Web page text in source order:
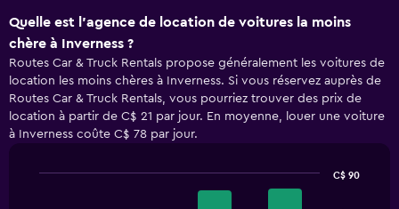
Quelle est l’agence de location de voitures la moins
chère à Inverness ?
Routes Car & Truck Rentals propose généralement les voitures de
location les moins chères à Inverness. Si vous réservez auprès de
Routes Car & Truck Rentals, vous pourriez trouver des prix de
location à partir de C$ 21 par jour. En moyenne, louer une voiture
à Inverness coûte C$ 78 par jour.
C$ 90